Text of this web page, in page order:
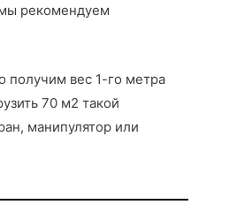
мы рекомендуем
получим вес 1-го метра
70 м2 такой
манипулятор или